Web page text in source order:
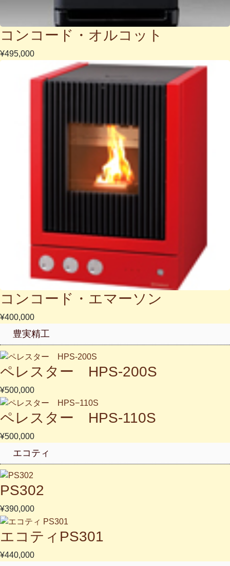
コンコード・オルコット
¥495,000
コンコード・エマーソン
¥400,000
豊実精工
ペレスター HPS-200S
¥500,000
ペレスター HPS-110S
¥500,000
エコティ
PS302
¥390,000
エコティPS301
¥440,000